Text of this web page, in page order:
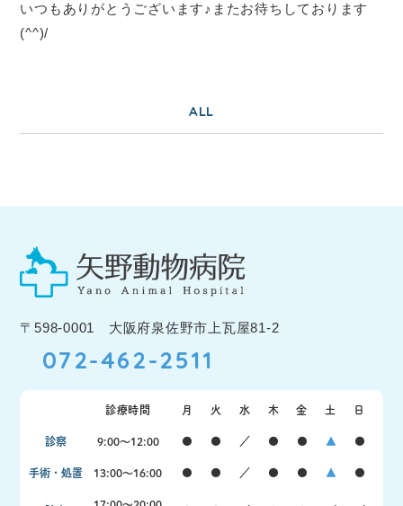
いつもありがとうございます♪またお待ちしております
(^^)/
ALL
〒598-0001 大阪府泉佐野市上瓦屋81-2
072-462-2511
診療時間 月 火 水 木 金 土 日
診察 9:00〜12:00 ● ● ／ ● ● ▲ ●
手術・処置 13:00〜16:00 ● ● ／ ● ● ▲ ●